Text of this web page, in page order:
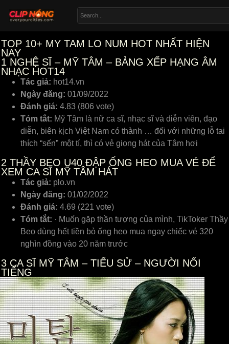
TOP 10+ MY TAM LO NUM HOT NHẤT HIỆN
NAY
1 NGHỆ SĨ – MỸ TÂM – BẢNG XẾP HẠNG ÂM
NHẠC HOT14
Tác giả: hot14.vn
Ngày đăng: 01/09/2022
Đánh giá: 4.83 (806 vote)
Tóm tắt: Mỹ Tâm là nữ ca sĩ, nhạc sĩ và diễn viên, đạo
diễn, biên kịch Việt Nam có thành … đối với những lỗ tai
thích “sến” một tí, thì có vẻ giọng hát của Tâm hơi
2 THẦY BEO U40 ĐẬP ỐNG HEO MUA VÉ ĐỂ
XEM CA SĨ MỸ TÂM HÁT
Tác giả: plo.vn
Ngày đăng: 01/02/2022
Đánh giá: 4.69 (221 vote)
Tóm tắt: · Muốn gặp thần tượng của mình, TikToker Thầy
Beo dùng hết tiền bỏ ống heo mua ngay chiếc vé 320
nghìn đồng vào 20 năm trước
3 CA SĨ MỸ TÂM – TIỂU SỬ – NGƯỜI NỔI
TIẾNG